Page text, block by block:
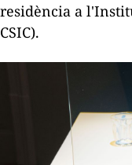
residència a
CSIC).